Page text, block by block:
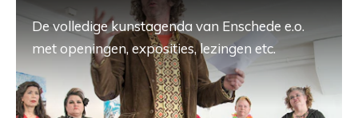
De volledige kunstagenda van Enschede e.o.
met openingen, exposities, lezingen etc.